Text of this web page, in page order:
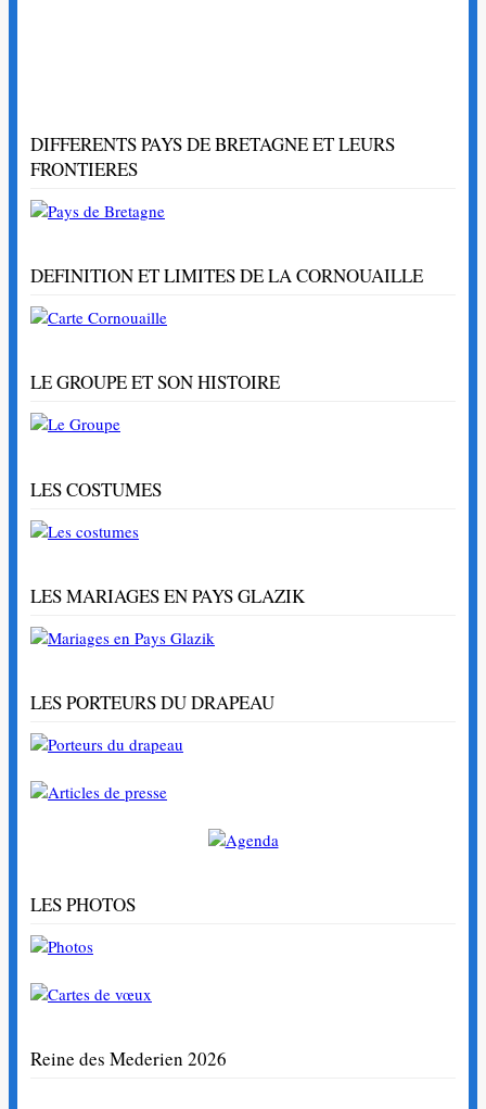
DIFFERENTS PAYS DE BRETAGNE ET LEURS
FRONTIERES
DEFINITION ET LIMITES DE LA CORNOUAILLE
LE GROUPE ET SON HISTOIRE
LES COSTUMES
LES MARIAGES EN PAYS GLAZIK
LES PORTEURS DU DRAPEAU
LES PHOTOS
Reine des Mederien 2026